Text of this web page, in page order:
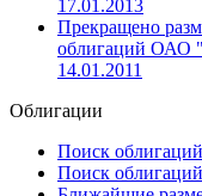
17.01.2013
Прекращено
облигаций ОАО
14.01.2011
Облигации
Поиск
Поиск